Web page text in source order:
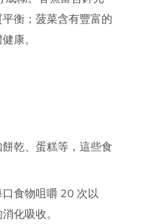
衡；菠菜含有豐富的
康。
乾、蛋糕等，這些食
食物咀嚼 20 次以
化吸收。